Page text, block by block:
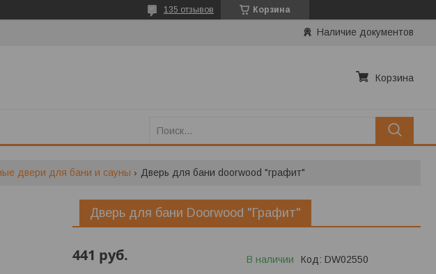
Корзина
135 отзывов
Наличие документов
Корзина
двери для бани и сауны Дверь для бани doorwood "графит"
Дверь для бани Doorwood "Графит"
441 руб. В наличии Код: DW02550